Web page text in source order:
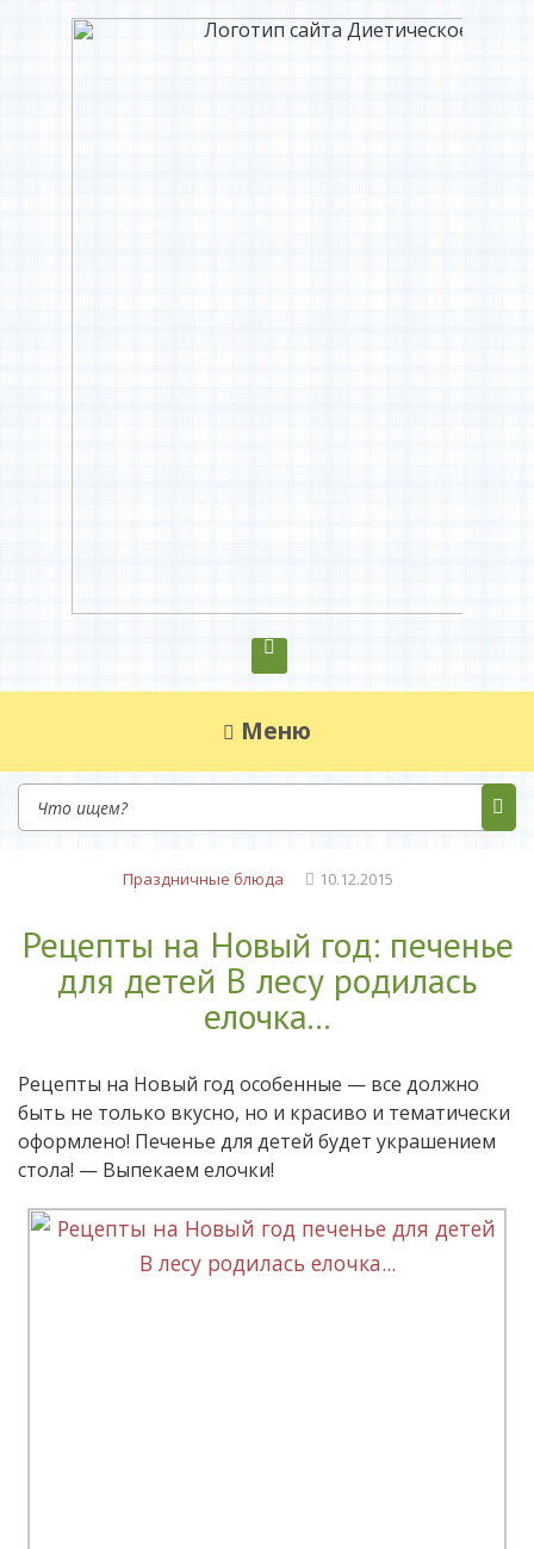
Диетическое питание
Диетическое питание — рецепты на каждый
Меню
Праздничные блюда 10.12.2015
Рецепты на Новый год: печенье
для детей В лесу родилась
елочка...
Рецепты на Новый год особенные — все должно
быть не только вкусно, но и красиво и тематически
оформлено! Печенье для детей будет украшением
стола! — Выпекаем елочки!